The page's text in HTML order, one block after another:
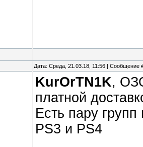
Дата: Среда, 21.03.18, 11:56 | Сообщение
KurOrTN1K,
платной
Есть пару
PS3 и PS4